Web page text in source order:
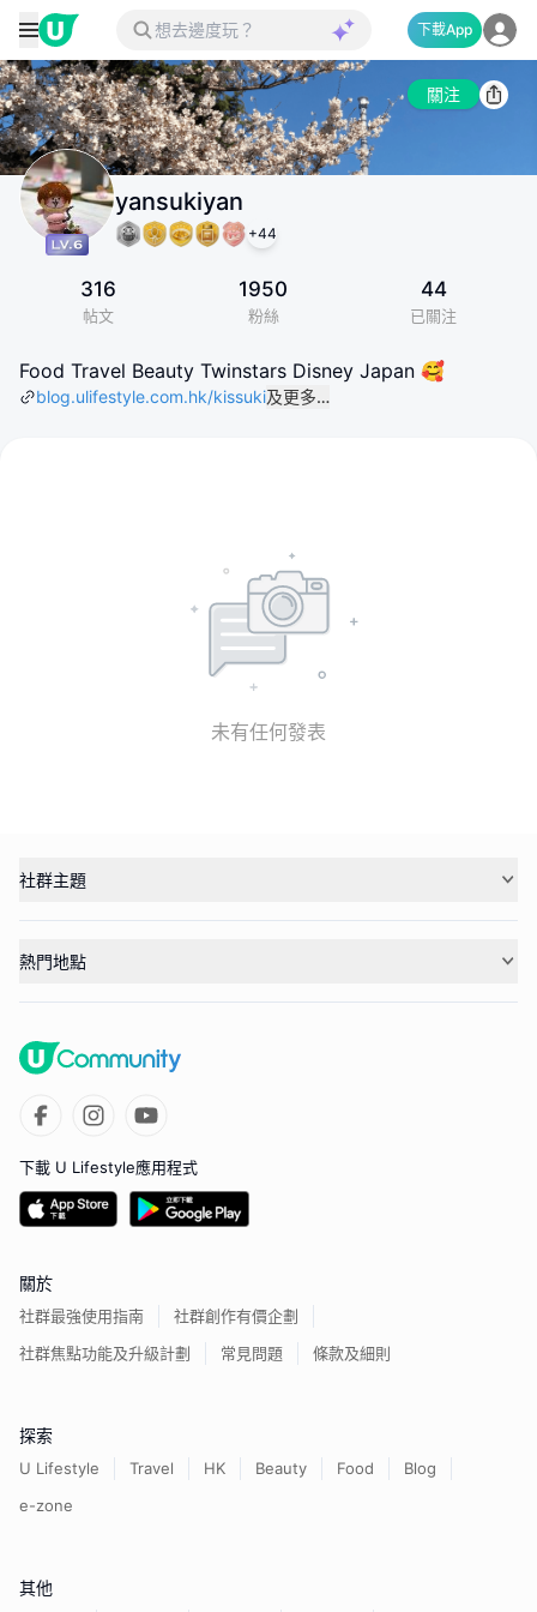
下載App
關注
yansukiyan
+44
316
帖文
1950
粉絲
44
已關注
Food Travel Beauty Twinstars Disney Japan 🥰
blog.ulifestyle.com.hk/kissuki及更多…
未有任何發表
社群主題
熱門地點
下載 U Lifestyle應用程式
關於
社群最強使用指南
社群創作有價企劃
社群焦點功能及升級計劃
常見問題 條款及細則
探索
U Lifestyle Travel HK Beauty Food
Blog
e-zone
其他